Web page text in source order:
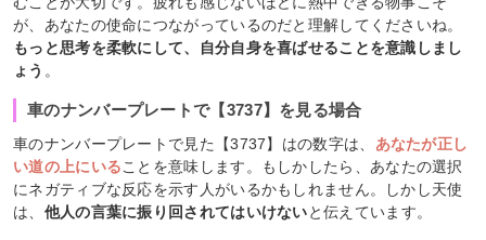
が、あなたの使命につながっているのだと理解してくださいね。
もっと思考を柔軟にして、自分自身を喜ばせることを意識しまし
ょう 。
車のナンバープレートで【3737】を見る場合
車のナンバープレートで見た【3737】はの数字は、 あなたが正し
い道の上にいることを意味します。もしかしたら、あなたの選択
にネガティブな反応を示す人がいるかもしれません。しかし天使
は、 他人の言葉に振り回されてはいけないと伝えています。